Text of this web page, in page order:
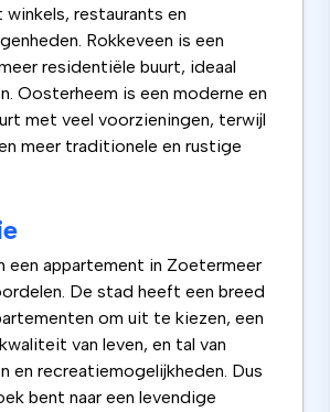
restaurants en
Rokkeveen is een
residentiële buurt, ideaal
Oosterheem is een moderne en
met veel voorzieningen, terwijl
meer traditionele en rustige
een appartement in Zoetermeer
De stad heeft een breed
om uit te kiezen, een
van leven, en tal van
en recreatiemogelijkheden. Dus
bent naar een levendige